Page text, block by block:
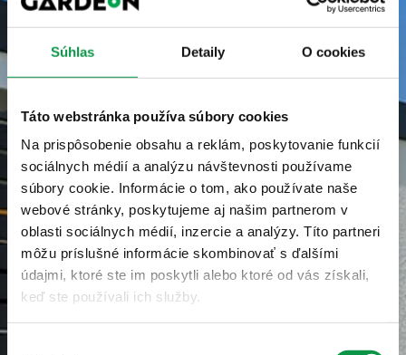
Súhlas Detaily O cookies
Táto webstránka používa súbory cookies
Na prispôsobenie obsahu a reklám, poskytovanie funkcií
sociálnych médií a analýzu návštevnosti používame
súbory cookie. Informácie o tom, ako používate naše
webové stránky, poskytujeme aj našim partnerom v
oblasti sociálnych médií, inzercie a analýzy. Títo partneri
môžu príslušné informácie skombinovať s ďalšími
údajmi, ktoré ste im poskytli alebo ktoré od vás získali,
keď ste používali ich služby.